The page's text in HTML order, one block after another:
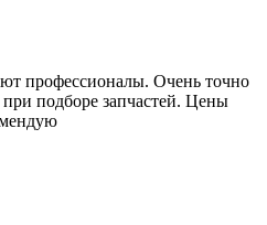
профессионалы. Очень точно
подборе запчастей. Цены